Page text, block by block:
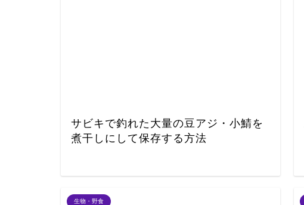
サビキで釣れた大量の豆アジ・小鯖を
煮干しにして保存する方法
生物・野食